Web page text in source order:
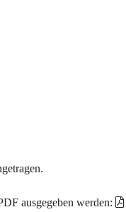
ausgegeben werden: